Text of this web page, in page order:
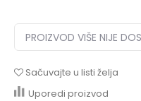
PROIZVOD VIŠE NIJE
Sačuvajte u listi želja
Uporedi proizvod